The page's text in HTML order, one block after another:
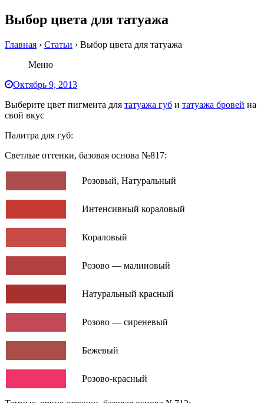
Выбор цвета для татуажа
Главная › Статьи › Выбор цвета для татуажа
Меню
Октябрь 9, 2013
Выберите цвет пигмента для татуажа губ и татуажа бровей на
свой вкус
Палитра для губ:
Светлые оттенки, базовая основа №817:
Розовый, Натуральный
Интенсивный кораловый
Кораловый
Розово — малиновый
Натуральный красный
Розово — сиреневый
Бежевый
Розово-красный